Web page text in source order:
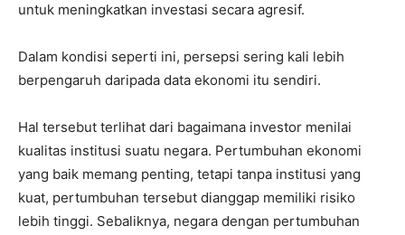
untuk meningkatkan investasi secara agresif.
Dalam kondisi seperti ini, persepsi sering kali lebih
berpengaruh daripada data ekonomi itu sendiri.
Hal tersebut terlihat dari bagaimana investor menilai
kualitas institusi suatu negara. Pertumbuhan ekonomi
yang baik memang penting, tetapi tanpa institusi yang
kuat, pertumbuhan tersebut dianggap memiliki risiko
lebih tinggi. Sebaliknya, negara dengan pertumbuhan